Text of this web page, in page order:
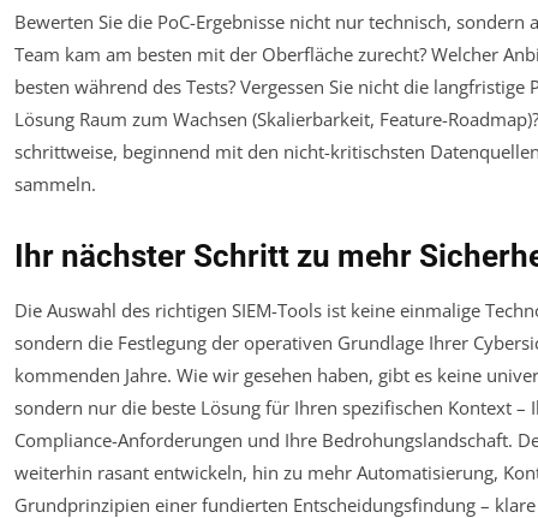
Bewerten Sie die PoC-Ergebnisse nicht nur technisch, sondern
Team kam am besten mit der Oberfläche zurecht? Welcher
besten während des Tests? Vergessen Sie nicht die langfristige
Lösung Raum zum Wachsen (Skalierbarkeit, Feature-
schrittweise, beginnend mit den nicht-kritischsten
sammeln.
Ihr nächster Schritt zu mehr
Die Auswahl des richtigen SIEM-Tools ist keine einmalige
sondern die Festlegung der operativen Grundlage Ihrer
kommenden Jahre. Wie wir gesehen haben, gibt es keine
sondern nur die beste Lösung für Ihren spezifischen Kontext –
Compliance-Anforderungen und Ihre Bedrohungslandschaft.
weiterhin rasant entwickeln, hin zu mehr Automatisierung,
Grundprinzipien einer fundierten Entscheidungsfindung –